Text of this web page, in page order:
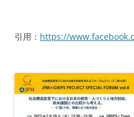
引用： https://